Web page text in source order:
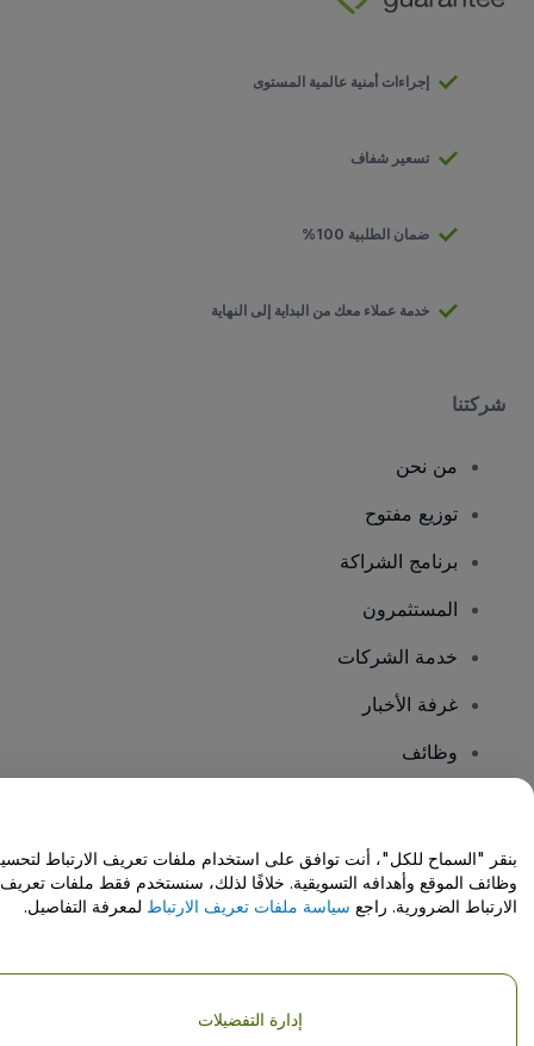
إجراءات أمنية عالمية المستوى
تسعير شفاف
ضمان الطلبية 100%
خدمة عملاء معك من البداية إلى النهاية
شركتنا
من نحن
توزيع مفتوح
برنامج الشراكة
المستثمرون
خدمة الشركات
غرفة الأخبار
وظائف
مركز المساعدة / اتصل بنا
حقوق النشر © شركة فياجوجو المحدودة 2026
تفاصيل الشركة
بنقر "السماح للكل"، أنت توافق على استخدام ملفات تعريف الارتباط
وظائف الموقع وأهدافه التسويقية. خلافًا لذلك، سنستخدم فقط ملفات تعريف
الارتباط الضرورية. راجع سياسة ملفات تعريف الارتباط لمعرفة التفاصيل.
إدارة التفضيلات